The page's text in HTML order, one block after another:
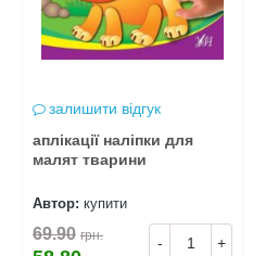
залишити відгук
аплікації наліпки для
малят тварини
Автор: купити
- +
69.90 грн.